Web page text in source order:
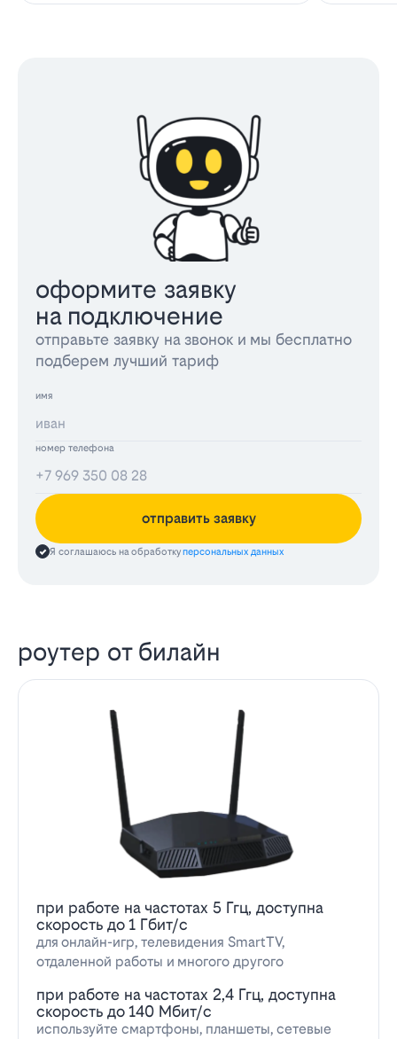
оформите заявку
на подключение
отправьте заявку на звонок и мы бесплатно
подберем лучший тариф
имя
номер телефона
отправить заявку
Я соглашаюсь на обработкуперсональных данных
роутер от билайн
при работе на частотах 5 Ггц, доступна
скорость до 1 Гбит/с
для онлайн-игр, телевидения SmartTV,
отдаленной работы и многого другого
при работе на частотах 2,4 Ггц, доступна
скорость до 140 Мбит/с
используйте смартфоны, планшеты, сетевые